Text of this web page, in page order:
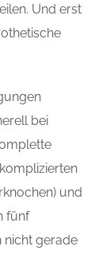
Und erst
bei
und
fünf
nicht gerade